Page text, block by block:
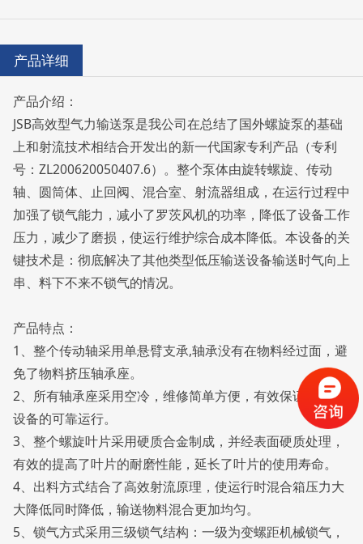
产品详细
产品介绍：
JSB高效型气力输送泵是我公司在总结了国外螺旋泵的基础
上和射流技术相结合开发出的新一代国家专利产品（专利
号：ZL200620050407.6）。整个泵体由旋转螺旋、传动
轴、圆筒体、止回阀、混合室、射流器组成，在运行过程中
加强了锁气能力，减小了罗茨风机的功率，降低了设备工作
压力，减少了磨损，使运行维护综合成本降低。本设备的关
键技术是：彻底解决了其他类型低压输送设备输送时气向上
串、料下不来不锁气的情况。
产品特点：
1、整个传动轴采用单悬臂支承,轴承没有在物料经过面，避
免了物料挤压轴承座。
2、所有轴承座采用空冷，维修简单方便，有效保证了整套
设备的可靠运行。
3、整个螺旋叶片采用硬质合金制成，并经表面硬质处理，
有效的提高了叶片的耐磨性能，延长了叶片的使用寿命。
4、出料方式结合了高效射流原理，使运行时混合箱压力大
大降低同时降低，输送物料混合更加均匀。
5、锁气方式采用三级锁气结构：一级为变螺距机械锁气，